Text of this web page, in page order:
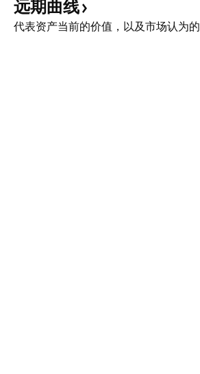
远期曲线
代表资产当前的价值，以及市场认为的